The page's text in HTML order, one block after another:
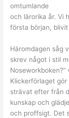
omtumlande
och lärorika år. Vi
första början,
Häromdagen såg
skrev något i stil
Klickerförlaget
strävat efter från
kunskap och
och proffsigt. Det